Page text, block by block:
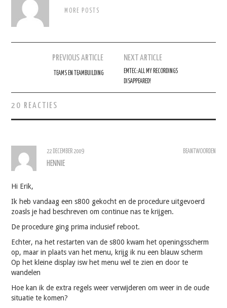
MORE POSTS
BerichtnavigatiePREVIOUS ARTICLE
TEAMS EN TEAMBUILDING
NEXT ARTICLE
EMTEC: ALL MY RECORDINGS
DISAPPEARED!
20 REACTIES
BEANTWOORDEN
22 DECEMBER 2009
HENNIE
Hi Erik,
Ik heb vandaag een s800 gekocht en de procedure uitgevoerd
zoasls je had beschreven om continue nas te krijgen.
De procedure ging prima inclusief reboot.
Echter, na het restarten van de s800 kwam het openingsscherm
op, maar in plaats van het menu, krijg ik nu een blauw scherm
Op het kleine display isw het menu wel te zien en door te
wandelen
Hoe kan ik de extra regels weer verwijderen om weer in de oude
situatie te komen?